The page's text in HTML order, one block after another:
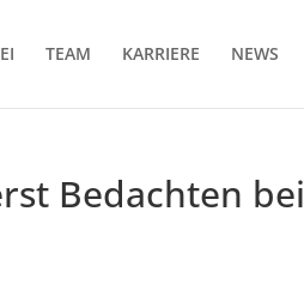
TEAM KARRIERE NEWS
Bedachten bei